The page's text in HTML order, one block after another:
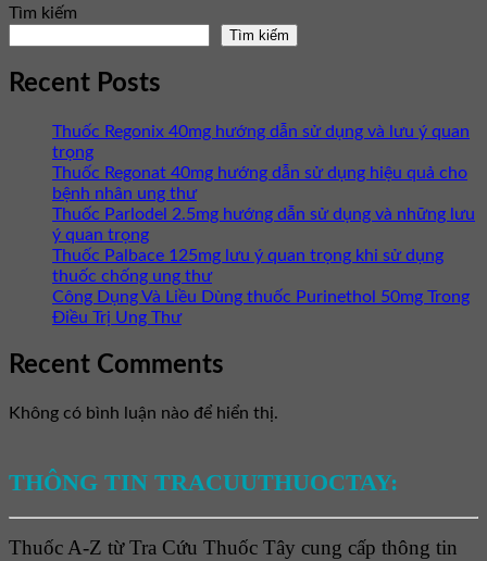
Tìm kiếm
Tìm kiếm
Recent Posts
Thuốc Regonix 40mg hướng dẫn sử dụng và lưu ý quan
trọng
Thuốc Regonat 40mg hướng dẫn sử dụng hiệu quả cho
bệnh nhân ung thư
Thuốc Parlodel 2.5mg hướng dẫn sử dụng và những lưu
ý quan trọng
Thuốc Palbace 125mg lưu ý quan trọng khi sử dụng
thuốc chống ung thư
Công Dụng Và Liều Dùng thuốc Purinethol 50mg Trong
Điều Trị Ung Thư
Recent Comments
Không có bình luận nào để hiển thị.
THÔNG TIN TRACUUTHUOCTAY:
Thuốc A-Z từ Tra Cứu Thuốc Tây cung cấp thông tin